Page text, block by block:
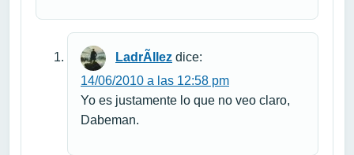
LadrÃ­llez dice:
14/06/2010 a las 12:58 pm
Yo es justamente lo que no veo claro,
Dabeman.